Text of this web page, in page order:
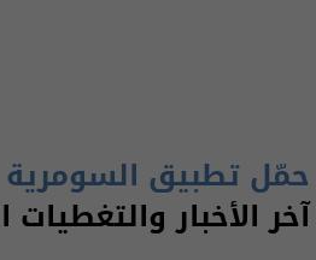
حمّل تطبيق السومرية
آخر الأخبار والتغطيات